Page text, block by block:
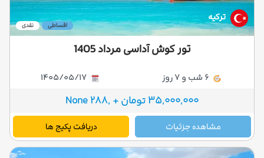
ترکیه
نقدی اقساطی
تور کوش آداسی مرداد 1405
35,000,000 تومان + ,288 None
مشاهده جزئیات دریافت پکیج ها